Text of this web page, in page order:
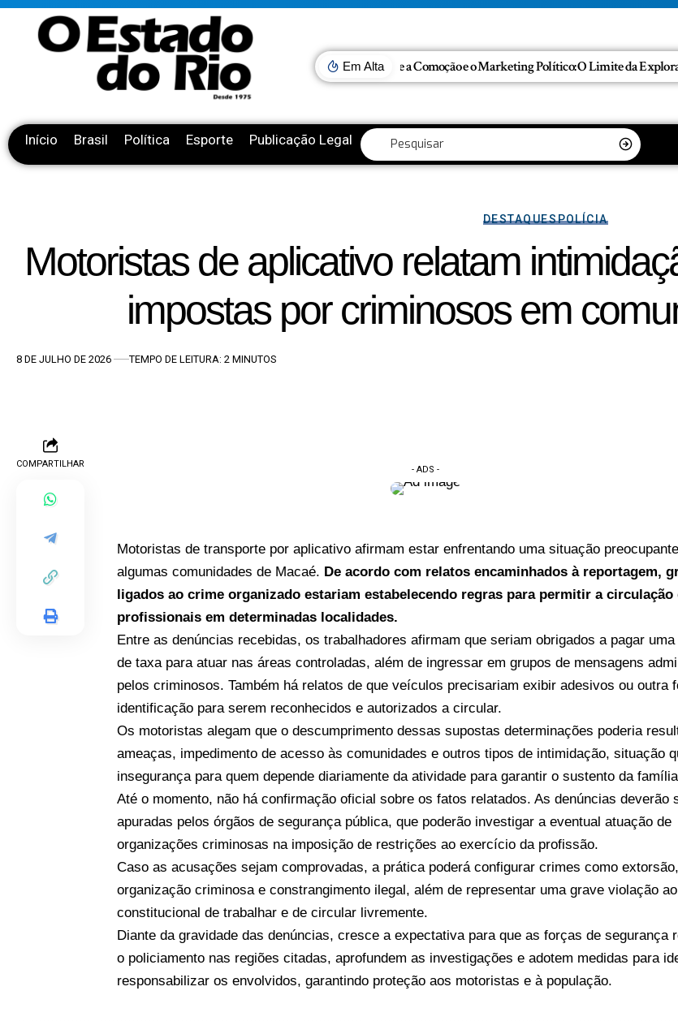
Em Alta
Início Brasil Política Esporte Publicação Legal
DESTAQUESPOLÍCIA
Motoristas de aplicativo relatam
impostas por criminosos em
8 DE JULHO DE 2026 TEMPO DE LEITURA: 2 MINUTOS
COMPARTILHAR
- ADS -
Motoristas de transporte por aplicativo afirmam estar enfrentando uma situação
algumas comunidades de Macaé. De acordo com relatos encaminhados à reportagem,
ligados ao crime organizado estariam estabelecendo regras para permitir a circulação
profissionais em determinadas localidades.
Entre as denúncias recebidas, os trabalhadores afirmam que seriam obrigados a pagar
de taxa para atuar nas áreas controladas, além de ingressar em grupos de mensagens
pelos criminosos. Também há relatos de que veículos precisariam exibir adesivos ou outra
identificação para serem reconhecidos e autorizados a circular.
Os motoristas alegam que o descumprimento dessas supostas determinações poderia
ameaças, impedimento de acesso às comunidades e outros tipos de intimidação, situação
insegurança para quem depende diariamente da atividade para garantir o sustento da
Até o momento, não há confirmação oficial sobre os fatos relatados. As denúncias deverão
apuradas pelos órgãos de segurança pública, que poderão investigar a eventual atuação de
organizações criminosas na imposição de restrições ao exercício da profissão.
Caso as acusações sejam comprovadas, a prática poderá configurar crimes como extorsão,
organização criminosa e constrangimento ilegal, além de representar uma grave violação
constitucional de trabalhar e de circular livremente.
Diante da gravidade das denúncias, cresce a expectativa para que as forças de segurança
o policiamento nas regiões citadas, aprofundem as investigações e adotem medidas para
responsabilizar os envolvidos, garantindo proteção aos motoristas e à população.